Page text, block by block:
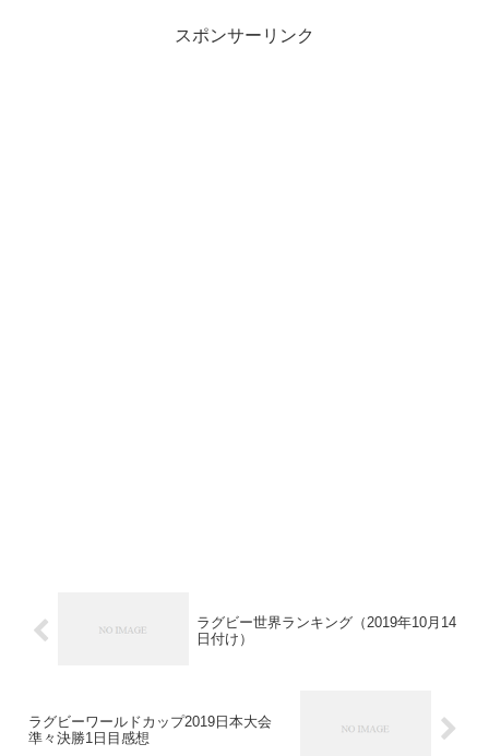
スポンサーリンク
ラグビー世界ランキング（2019年10月14
日付け）
ラグビーワールドカップ2019日本大会
準々決勝1日目感想